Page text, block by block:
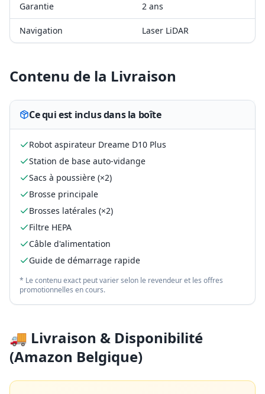
Garantie 2 ans
Navigation Laser LiDAR
Contenu de la Livraison
Ce qui est inclus dans la boîte
Robot aspirateur Dreame D10 Plus
Station de base auto-vidange
Sacs à poussière (×2)
Brosse principale
Brosses latérales (×2)
Filtre HEPA
Câble d'alimentation
Guide de démarrage rapide
* Le contenu exact peut varier selon le revendeur et les offres
promotionnelles en cours.
🚚 Livraison & Disponibilité
(Amazon Belgique)